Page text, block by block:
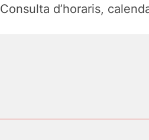
Consulta d’horaris,